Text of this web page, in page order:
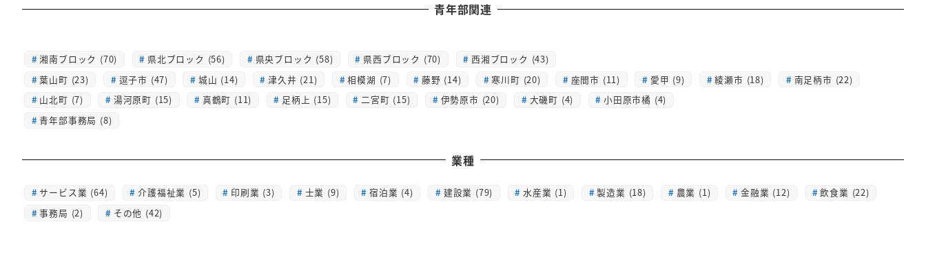
青年部関連
湘南ブロック (70) 県北ブロック (56) 県央ブロック (58) 県西ブロック (70)
西湘ブロック (43)
葉山町 (23)
逗子市 (47) 城山 (14) 津久井 (21) 相模湖 (7) 藤野 (14) 寒川町 (20) 座間市 (11) 愛甲 (9) 綾瀬市 (18)
南足柄市 (22)
山北町 (7)
湯河原町 (15) 真鶴町 (11) 足柄上 (15) 二宮町 (15) 伊勢原市 (20) 大磯町 (4)
小田原市橘 (4)
青年部事務局 (8)
業種
サービス業 (64) 介護福祉業 (5) 印刷業 (3) 士業 (9) 宿泊業 (4) 建設業 (79) 水産業 (1) 製造業 (18) 農業 (1) 金融業 (12)
飲食業 (22)
事務局 (2)
その他 (42)